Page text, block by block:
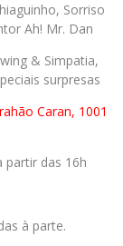
Sorriso
Ah! Mr. Dan
& Simpatia,
surpresas
Caran, 1001
partir das 16h
à parte.